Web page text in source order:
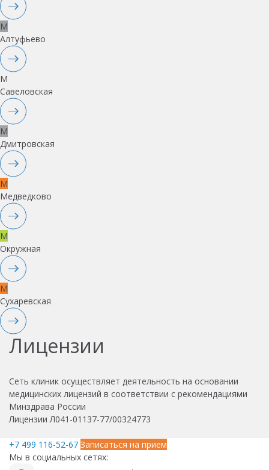
M
Алтуфьево
M
Савеловская
M
Дмитровская
M
Медведково
M
Окружная
M
Сухаревская
Лицензии
Сеть клиник осуществляет деятельность на основании
медицинских лицензий в соответствии с рекомендациями
Минздрава России
Лицензии Л041-01137-77/00324773
+7 499 116-52-67 Записаться на прием
Мы в социальных сетях: